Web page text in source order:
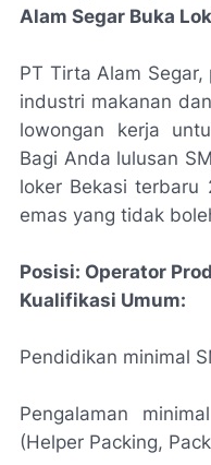
Alam Segar Buka
PT Tirta Alam
industri makanan
lowongan kerja
Bagi Anda lulusan
loker Bekasi terbaru
emas yang tidak
Posisi: Operator
Kualifikasi Umum:
Pendidikan minimal
Pengalaman
(Helper Packing,